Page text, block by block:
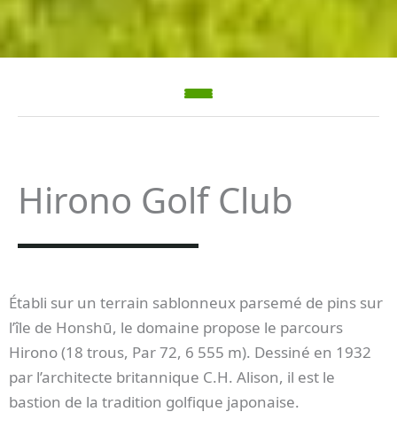
Hirono Golf Club
Établi sur un terrain sablonneux parsemé de pins sur
l’île de Honshū, le domaine propose le parcours
Hirono (18 trous, Par 72, 6 555 m). Dessiné en 1932
par l’architecte britannique C.H. Alison, il est le
bastion de la tradition golfique japonaise.